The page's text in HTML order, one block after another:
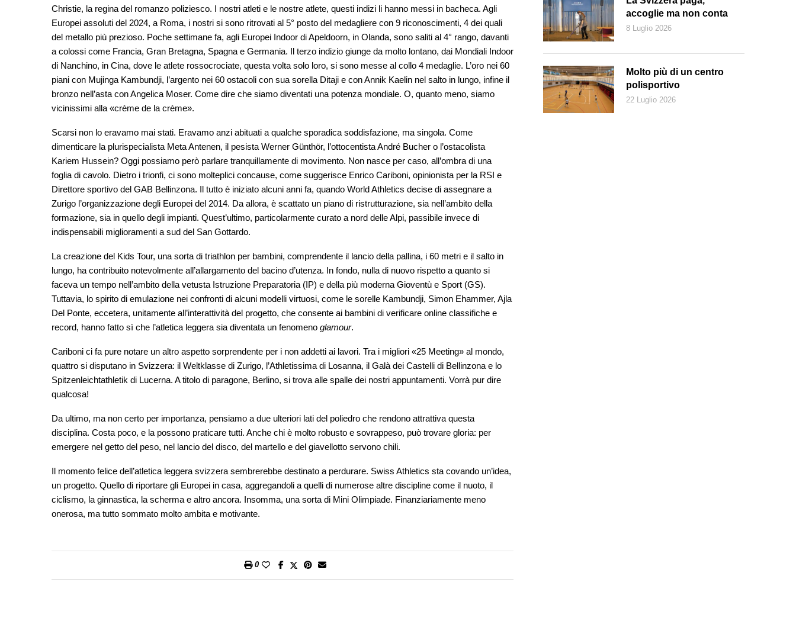
Christie, la regina del romanzo poliziesco. I nostri atleti e le nostre atlete, questi indizi li hanno messi in bacheca. Agli
Europei assoluti del 2024, a Roma, i nostri si sono ritrovati al 5° posto del medagliere con 9 riconoscimenti, 4 dei quali
del metallo più prezioso. Poche settimane fa, agli Europei Indoor di Apeldoorn, in Olanda, sono saliti al 4° rango, davanti
a colossi come Francia, Gran Bretagna, Spagna e Germania. Il terzo indizio giunge da molto lontano, dai Mondiali Indoor
di Nanchino, in Cina, dove le atlete rossocrociate, questa volta solo loro, si sono messe al collo 4 medaglie. L’oro nei 60
piani con Mujinga Kambundji, l’argento nei 60 ostacoli con sua sorella Ditaji e con Annik Kaelin nel salto in lungo, infine il
bronzo nell’asta con Angelica Moser. Come dire che siamo diventati una potenza mondiale. O, quanto meno, siamo
vicinissimi alla «crème de la crème».
Scarsi non lo eravamo mai stati. Eravamo anzi abituati a qualche sporadica soddisfazione, ma singola. Come
dimenticare la plurispecialista Meta Antenen, il pesista Werner Günthör, l’ottocentista André Bucher o l’ostacolista
Kariem Hussein? Oggi possiamo però parlare tranquillamente di movimento. Non nasce per caso, all’ombra di una
foglia di cavolo. Dietro i trionfi, ci sono molteplici concause, come suggerisce Enrico Cariboni, opinionista per la RSI e
Direttore sportivo del GAB Bellinzona. Il tutto è iniziato alcuni anni fa, quando World Athletics decise di assegnare a
Zurigo l’organizzazione degli Europei del 2014. Da allora, è scattato un piano di ristrutturazione, sia nell’ambito della
formazione, sia in quello degli impianti. Quest’ultimo, particolarmente curato a nord delle Alpi, passibile invece di
indispensabili miglioramenti a sud del San Gottardo.
La creazione del Kids Tour, una sorta di triathlon per bambini, comprendente il lancio della pallina, i 60 metri e il salto in
lungo, ha contribuito notevolmente all’allargamento del bacino d’utenza. In fondo, nulla di nuovo rispetto a quanto si
faceva un tempo nell’ambito della vetusta Istruzione Preparatoria (IP) e della più moderna Gioventù e Sport (GS).
Tuttavia, lo spirito di emulazione nei confronti di alcuni modelli virtuosi, come le sorelle Kambundji, Simon Ehammer, Ajla
Del Ponte, eccetera, unitamente all’interattività del progetto, che consente ai bambini di verificare online classifiche e
record, hanno fatto sì che l’atletica leggera sia diventata un fenomeno glamour.
Cariboni ci fa pure notare un altro aspetto sorprendente per i non addetti ai lavori. Tra i migliori «25 Meeting» al mondo,
quattro si disputano in Svizzera: il Weltklasse di Zurigo, l’Athletissima di Losanna, il Galà dei Castelli di Bellinzona e lo
Spitzenleichtathletik di Lucerna. A titolo di paragone, Berlino, si trova alle spalle dei nostri appuntamenti. Vorrà pur dire
qualcosa!
Da ultimo, ma non certo per importanza, pensiamo a due ulteriori lati del poliedro che rendono attrattiva questa
disciplina. Costa poco, e la possono praticare tutti. Anche chi è molto robusto e sovrappeso, può trovare gloria: per
emergere nel getto del peso, nel lancio del disco, del martello e del giavellotto servono chili.
Il momento felice dell’atletica leggera svizzera sembrerebbe destinato a perdurare. Swiss Athletics sta covando un’idea,
un progetto. Quello di riportare gli Europei in casa, aggregandoli a quelli di numerose altre discipline come il nuoto, il
ciclismo, la ginnastica, la scherma e altro ancora. Insomma, una sorta di Mini Olimpiade. Finanziariamente meno
onerosa, ma tutto sommato molto ambita e motivante.
0
accoglie ma non conta
8 Luglio 2026
Molto più di un centro
polisportivo
22 Luglio 2026